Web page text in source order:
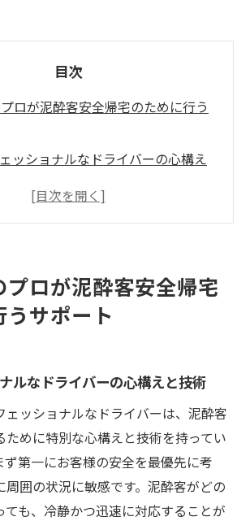
目次
ロが泥酔客安全帰宅のために行う
ッショナルなドライバーの心構え
に対する丁寧な対応とコミュニケー
対応策と連携の取り方
与えるサービスの秘密
も安心運転代行の利点と利用方法
軽さと迅速な対応
利用可能なサービスの特徴
がもたらす経済的メリット
プロが泥酔客安全帰宅
サポート
ルなドライバーの心構えと技術
ェッショナルなドライバーは、泥酔客
ために特別な心構えと技術を持ってい
ず第一にお客様の安全を最優先に考
周囲の状況に敏感です。泥酔客がどの
ても、冷静かつ迅速に対応することが